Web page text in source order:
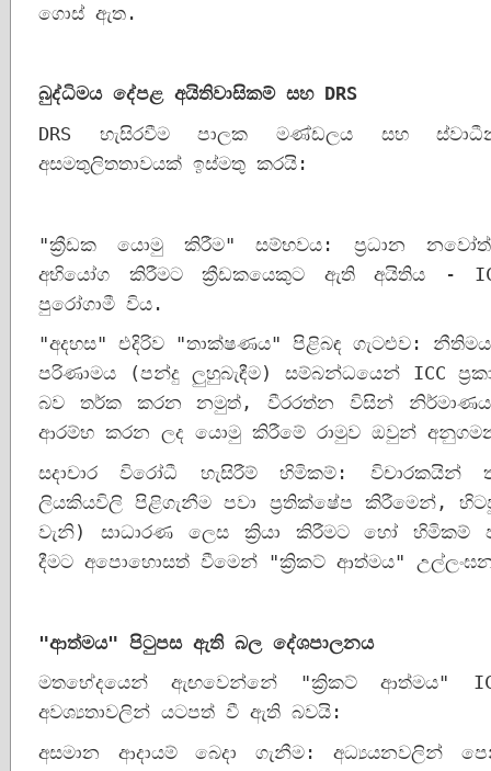
ගොස් ඇත.
බුද්ධිමය දේපළ අයිතිවාසිකම් සහ
DRS
DRS හැසිරවීම පාලක මණ්ඩලය සහ
අසමතුලිතතාවයක් ඉස්මතු කරයි:
"ක්‍රීඩක යොමු කිරීම" සම්භවය: ප්‍රධාන
අභියෝග කිරීමට ක්‍රීඩකයෙකුට ඇති අයිතිය -
පුරෝගාමී විය.
"අදහස" එදිරිව "තාක්ෂණය" පිළිබඳ ගැටළුව:
පරිණාමය (පන්දු ලුහුබැඳීම) සම්බන්ධයෙන් ICC
බව තර්ක කරන නමුත්, වීරරත්න විසින්
ආරම්භ කරන ලද යොමු කිරීමේ රාමුව ඔවුන්
සදාචාර විරෝධී හැසිරීම් හිමිකම්: විචාරකයින්
ලියකියවිලි පිළිගැනීම පවා ප්‍රතික්ෂේප කිරීමෙන්,
වැනි) සාධාරණ ලෙස ක්‍රියා කිරීමට හෝ හිමිකම්
දීමට අපොහොසත් වීමෙන් "ක්‍රිකට් ආත්මය"
"ආත්මය" පිටුපස ඇති බල දේශපාලනය
මතභේදයෙන් ඇඟවෙන්නේ "ක්‍රිකට් ආත්මය"
අවශ්‍යතාවලින් යටපත් වී ඇති බවයි:
අසමාන ආදායම් බෙදා ගැනීම: අධ්‍යයනවලින්